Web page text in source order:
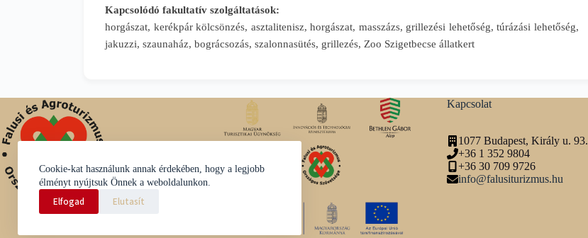
Cookie-kat használunk annak érdekében, hogy a legjobb
élményt nyújtsuk Önnek a weboldalunkon.
Elfogad Elutasít
Kapcsolódó fakultatív szolgáltatások:
horgászat, kerékpár kölcsönzés, asztalitenisz, horgászat, masszázs, grillezési lehetőség, túrázási lehetőség,
jakuzzi, szaunaház, bográcsozás, szalonnasütés, grillezés, Zoo Szigetbecse állatkert
Kapcsolat
1077 Budapest, Király u. 93.
+36 1 352 9804
+36 30 709 9726
info@falusiturizmus.hu